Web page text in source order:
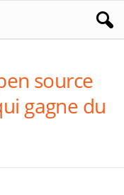
source
gagne du